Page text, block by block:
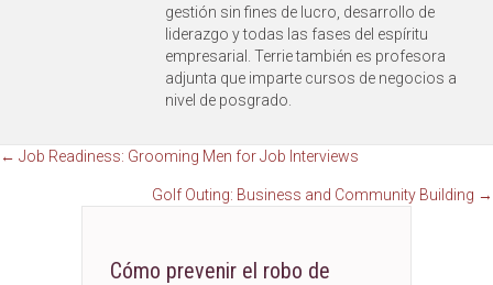
gestión sin fines de lucro, desarrollo de
liderazgo y todas las fases del espíritu
empresarial. Terrie también es profesora
adjunta que imparte cursos de negocios a
nivel de posgrado.
Navegación
publicaciones
← Job Readiness: Grooming Men for Job Interviews
Golf Outing: Business and Community Building →
Cómo prevenir el robo de